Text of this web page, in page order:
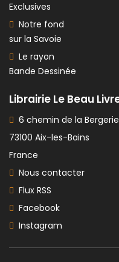
Exclusives
Notre fond
sur la Savoie
Le rayon
Bande Dessinée
Librairie Le Beau
6 chemin de la Bergerie
73100 Aix-les-Bains
France
Nous contacter
Flux RSS
Facebook
Instagram